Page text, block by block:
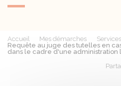
Accueil Mes démarches
Requête au juge des tutelles en
dans le cadre d'une administration